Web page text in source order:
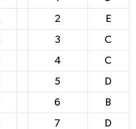
2 E
3 C
4 C
5 D
6 B
7 D